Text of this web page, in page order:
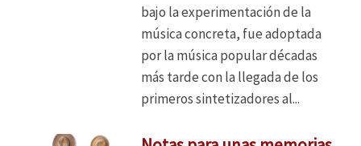
bajo la experimentación de la
música concreta, fue adoptada
por la música popular décadas
más tarde con la llegada de los
primeros sintetizadores al...